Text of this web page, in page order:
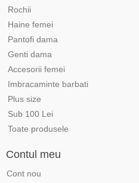
Rochii
Haine femei
Pantofi dama
Genti dama
Accesorii femei
Imbracaminte barbati
Plus size
Sub 100 Lei
Toate produsele
Contul meu
Cont nou